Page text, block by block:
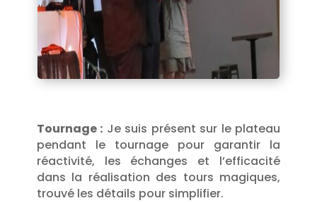
Tournage : Je suis présent sur le plateau
pendant le tournage pour garantir la
réactivité, les échanges et l’efficacité
dans la réalisation des tours magiques,
trouvé les détails pour simplifier.